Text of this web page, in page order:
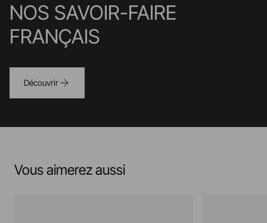
NOS SAVOIR-FAIRE
FRANÇAIS
Découvrir
Vous aimerez aussi